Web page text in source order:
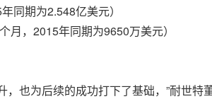
同期为2.548亿美元）
，2015年同期为9650万美元）
也为后续的成功打下了基础，”耐世